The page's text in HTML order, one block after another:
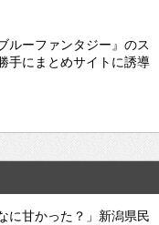
ルーファンタジー』のス
にまとめサイトに誘導
に甘かった？」新潟県民